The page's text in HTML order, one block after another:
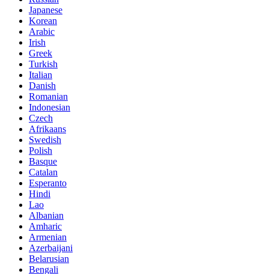
Japanese
Korean
Arabic
Irish
Greek
Turkish
Italian
Danish
Romanian
Indonesian
Czech
Afrikaans
Swedish
Polish
Basque
Catalan
Esperanto
Hindi
Lao
Albanian
Amharic
Armenian
Azerbaijani
Belarusian
Bengali